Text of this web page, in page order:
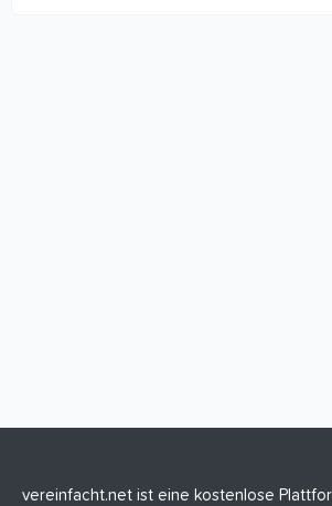
vereinfacht.net ist eine kostenlose